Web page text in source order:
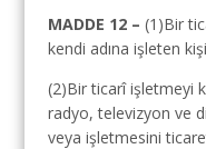
MADDE 12 –(1)Bir
kendi adına işleten
(2)Bir ticarî işletmeyi
radyo, televizyon ve
veya işletmesini